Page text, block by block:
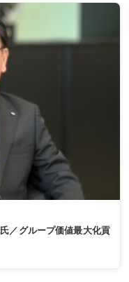
／グループ価値最大化貢